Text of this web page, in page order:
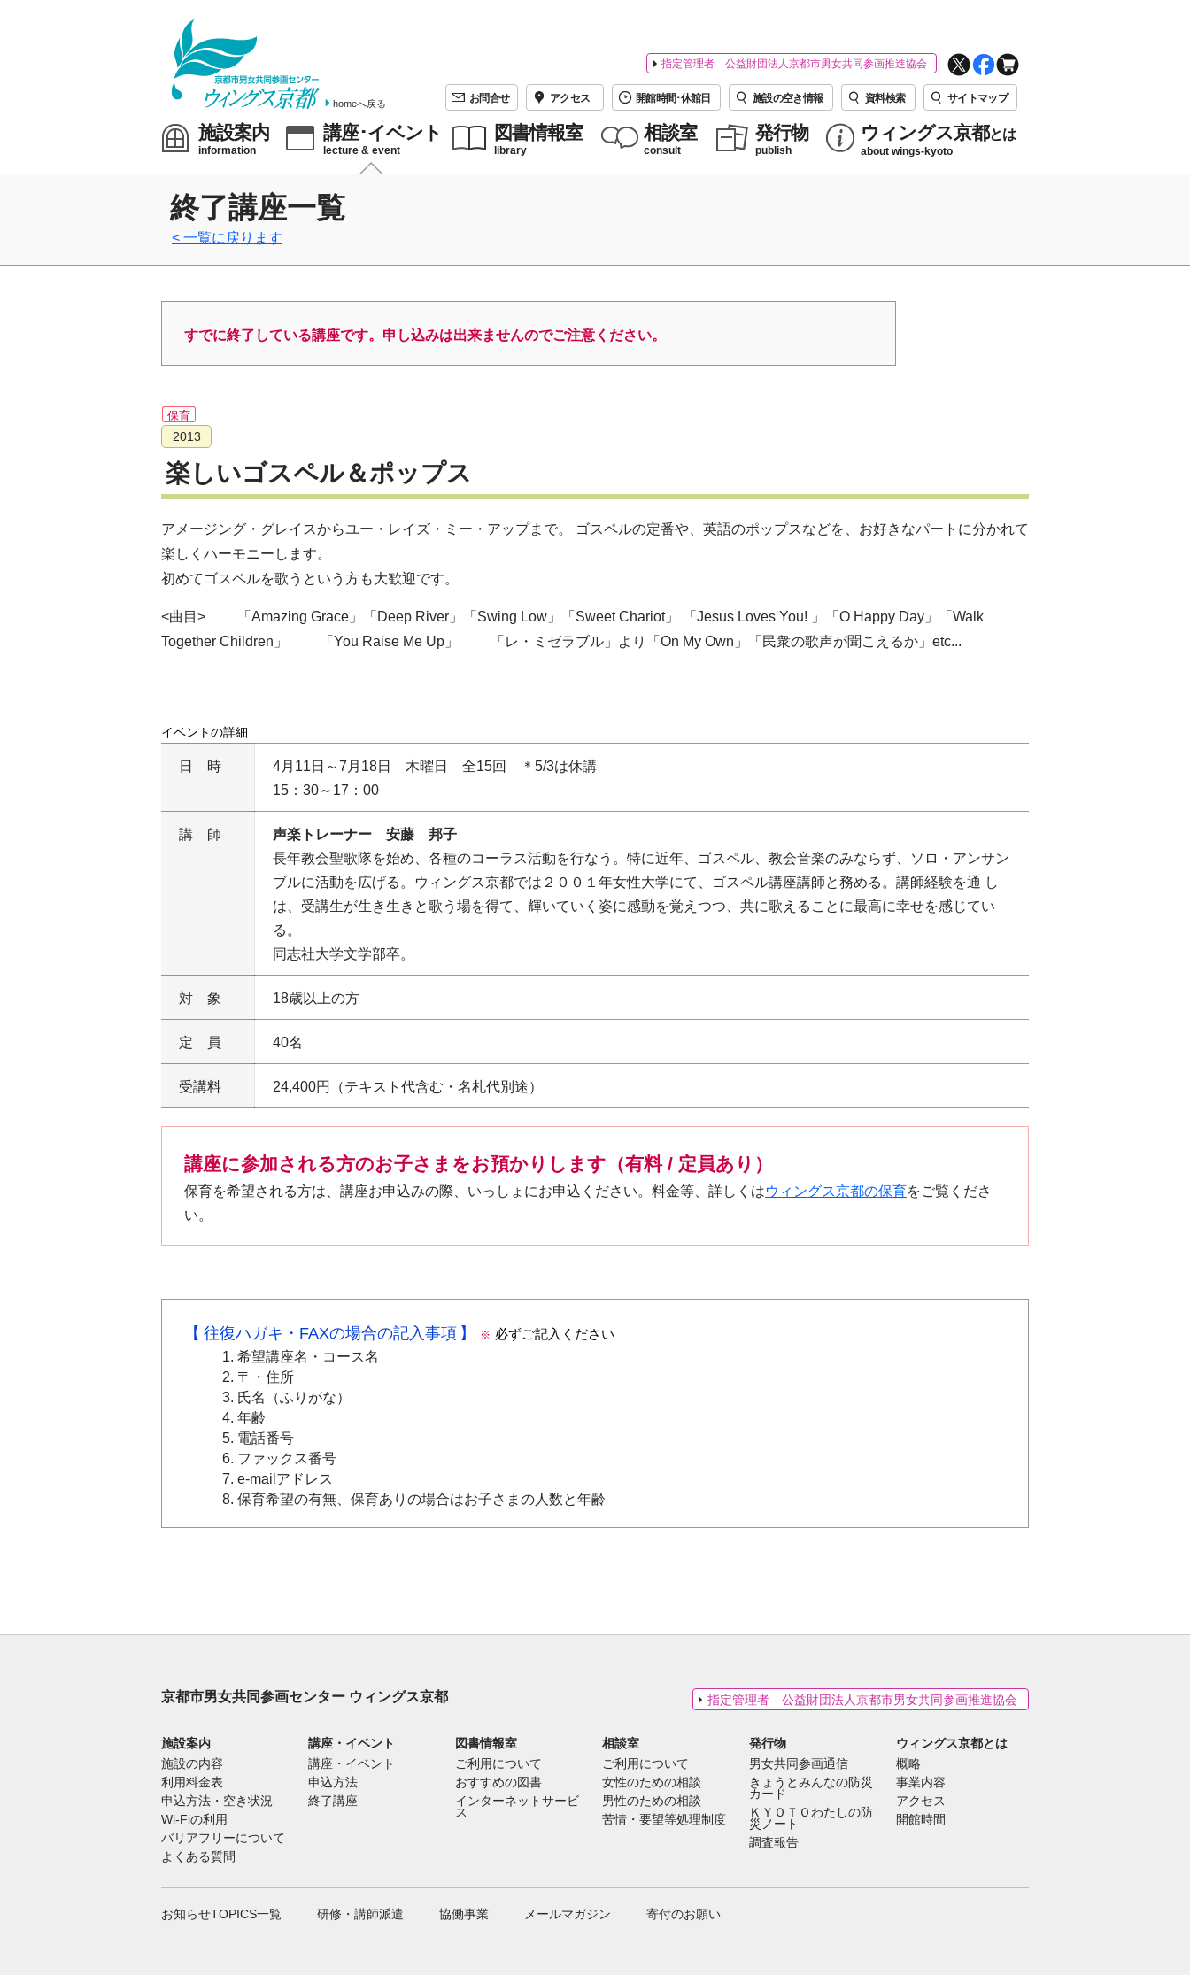
homeへ戻る
指定管理者 公益財団法人京都市男女共同参画推進協会
お問合せ アクセス 開館時間･休館日 施設の空き情報 資料検索 サイトマップ
施設案内
information
講座･イベント
lecture & event
図書情報室
library
相談室
consult
発行物
publish
ウィングス京都とは
about wings-kyoto
終了講座一覧
一覧に戻ります
すでに終了している講座です。申し込みは出来ませんのでご注意ください。
保育
2013
楽しいゴスペル＆ポップス
アメージング・グレイスからユー・レイズ・ミー・アップまで。 ゴスペルの定番や、英語のポップスなどを、お好きなパートに分かれて
楽しくハーモニーします。
初めてゴスペルを歌うという方も大歓迎です。
<曲目> 「Amazing Grace」「Deep River」「Swing Low」「Sweet Chariot」 「Jesus Loves You! 」「O Happy Day」「Walk
Together Children」 「You Raise Me Up」 「レ・ミゼラブル」より「On My Own」「民衆の歌声が聞こえるか」etc...
イベントの詳細
日時
4月11日～7月18日 木曜日 全15回 ＊5/3は休講
15：30～17：00
講師
声楽トレーナー 安藤 邦子
長年教会聖歌隊を始め、各種のコーラス活動を行なう。特に近年、ゴスペル、教会音楽のみならず、ソロ・アンサン
ブルに活動を広げる。ウィングス京都では２００１年女性大学にて、ゴスペル講座講師と務める。講師経験を通 し
は、受講生が生き生きと歌う場を得て、輝いていく姿に感動を覚えつつ、共に歌えることに最高に幸せを感じてい
る。
同志社大学文学部卒。
対象 18歳以上の方
定員 40名
受講料 24,400円（テキスト代含む・名札代別途）
講座に参加される方のお子さまをお預かりします（有料 / 定員あり）
保育を希望される方は、講座お申込みの際、いっしょにお申込ください。料金等、詳しくはウィングス京都の保育をご覧くださ
い。
往復ハガキ・FAXの場合の記入事項 ※ 必ずご記入ください
希望講座名・コース名
〒・住所
氏名（ふりがな）
年齢
電話番号
ファックス番号
e-mailアドレス
保育希望の有無、保育ありの場合はお子さまの人数と年齢
京都市男女共同参画センター ウィングス京都 指定管理者 公益財団法人京都市男女共同参画推進協会
施設案内
施設の内容
利用料金表
申込方法・空き状況
Wi-Fiの利用
バリアフリーについて
よくある質問
講座・イベント
講座・イベント
申込方法
終了講座
図書情報室
ご利用について
おすすめの図書
インターネットサービ
ス
相談室
ご利用について
女性のための相談
男性のための相談
苦情・要望等処理制度
発行物
男女共同参画通信
きょうとみんなの防災
カード
ＫＹＯＴＯわたしの防
災ノート
調査報告
ウィングス京都とは
概略
事業内容
アクセス
開館時間
お知らせTOPICS一覧 研修・講師派遣 協働事業 メールマガジン 寄付のお願い